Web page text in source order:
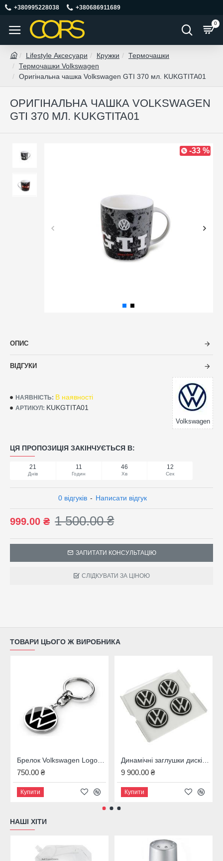
+380995228038 +380686911689
0
Lifestyle Аксесуари Кружки
Термочашки
Термочашки Volkswagen
Оригінальна чашка Volkswagen GTI 370 мл. KUKGTITA01
ОРИГІНАЛЬНА ЧАШКА VOLKSWAGEN
GTI 370 МЛ. KUKGTITA01
-33 %
ОПИС
ВІДГУКИ
НАЯВНІСТЬ: В наявності
АРТИКУЛ: KUKGTITA01
Volkswagen
0 відгуків - Написати відгук
ЦЯ ПРОПОЗИЦІЯ ЗАКІНЧУЄТЬСЯ В:
21
Днів
11
Годин
46
Хв
12
Сек
1 500.00 ₴
999.00 ₴
ЗАПИТАТИ КОНСУЛЬТАЦІЮ
СЛІДКУВАТИ ЗА ЦІНОЮ
ТОВАРИ ЦЬОГО Ж ВИРОБНИКА
Брелок Volkswagen Logo Keyring, Black and Chrome, 37 mm., Артикул 000087010BQ
750.00 ₴
Купити
Динамічні заглушки дисків Volkswagen Passat B7 / B8 (новий логотип), 000071213D
9 900.00 ₴
Купити
НАШІ ХІТИ